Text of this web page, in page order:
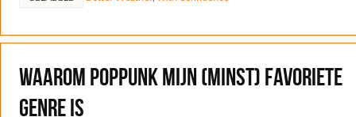
Waarom poppunk mijn (minst) favoriete
genre is